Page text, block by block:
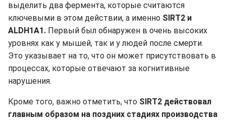
выделить два фермента, которые считаются
ключевыми в этом действии, а именно SIRT2 и
ALDH1A1. Первый был обнаружен в очень высоких
уровнях как у мышей, так и у людей после смерти.
Это указывает на то, что он может присутствовать в
процессах, которые отвечают за когнитивные
нарушения.
Кроме того, важно отметить, что SIRT2 действовал
главным образом на поздних стадиях производства